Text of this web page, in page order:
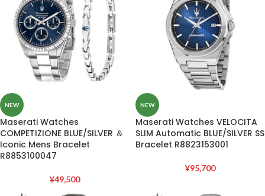
NEW
Maserati Watches
COMPETIZIONE BLUE/SILVER ＆
Iconic Mens Bracelet
R8853100047
¥49,500
NEW
Maserati Watches VELOCITA
SLIM Automatic BLUE/SILVER SS
Bracelet R8823153001
¥95,700